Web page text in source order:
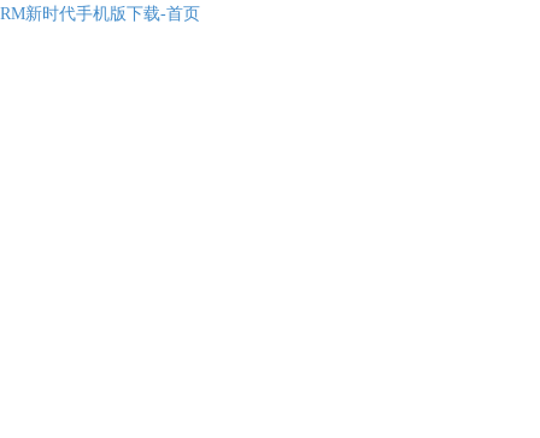
RM新时代手机版下载-首页